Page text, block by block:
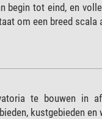
begin tot eind, en
om een breed
te bouwen in
kustgebieden